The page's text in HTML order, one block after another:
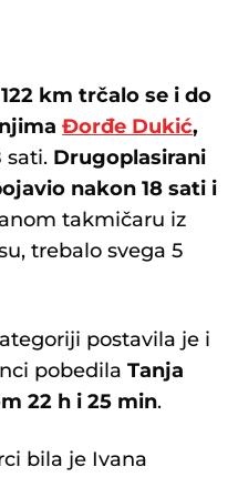
km trčalo se i do
Đorđe Dukić,
sati. Drugoplasirani
nakon 18 sati i
takmičaru iz
trebalo svega 5
postavila je i
pobedilaTanja
22 h i 25 min.
bila je Ivana